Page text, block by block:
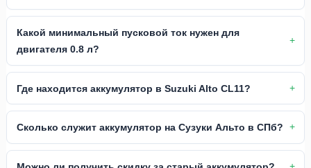
Какой минимальный пусковой ток нужен для
двигателя 0.8 л?
Где находится аккумулятор в Suzuki Alto CL11?
Сколько служит аккумулятор на Сузуки Альто в СПб?